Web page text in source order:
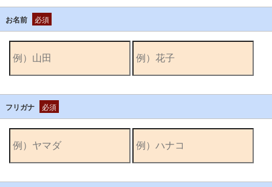
お名前 必須
フリガナ 必須